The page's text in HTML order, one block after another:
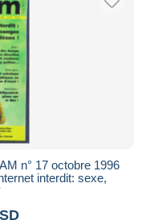
n° 17 octobre 1996
interdit: sexe,